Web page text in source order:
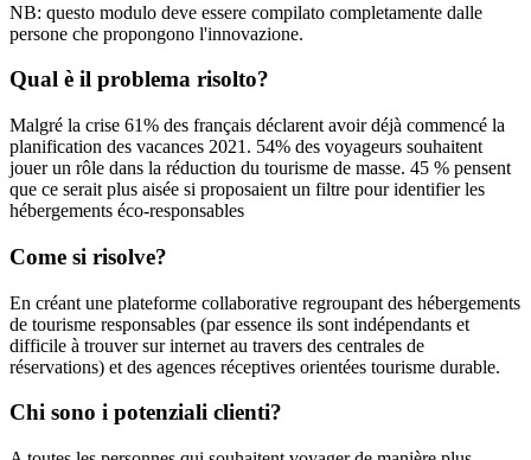
NB: questo modulo deve essere compilato completamente dalle
persone che propongono l'innovazione.
Qual è il problema risolto?
Malgré la crise 61% des français déclarent avoir déjà commencé la
planification des vacances 2021. 54% des voyageurs souhaitent
jouer un rôle dans la réduction du tourisme de masse. 45 % pensent
que ce serait plus aisée si proposaient un filtre pour identifier les
hébergements éco-responsables
Come si risolve?
En créant une plateforme collaborative regroupant des hébergements
de tourisme responsables (par essence ils sont indépendants et
difficile à trouver sur internet au travers des centrales de
réservations) et des agences réceptives orientées tourisme durable.
Chi sono i potenziali clienti?